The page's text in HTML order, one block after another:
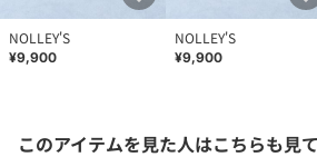
NOLLEY'S
¥9,900
NOLLEY'S
¥9,900